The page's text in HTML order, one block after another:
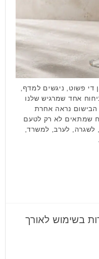
די פשוט, ניגשים למדף,
אחד שמרגיש שלנו
הבישום נראה אחרת
שמתאים לא רק לטעם
לשגרה, לערב, למשרד,
בשימוש לאורך